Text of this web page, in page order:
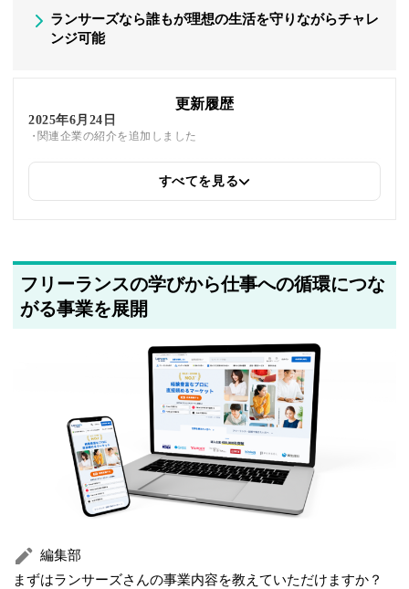
ランサーズなら誰もが理想の生活を守りながらチャレ
ンジ可能
更新履歴
2025年6月24日
関連企業の紹介を追加しました
筆者情報を更新しました
すべてを見る
フリーランスの学びから仕事への循環につな
がる事業を展開
編集部
まずはランサーズさんの事業内容を教えていただけますか？